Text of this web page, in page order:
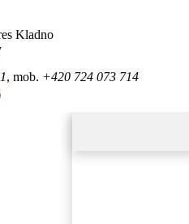
Kladno
, mob. +420 724 073 714